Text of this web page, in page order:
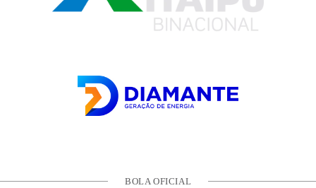
BOLA OFICIAL